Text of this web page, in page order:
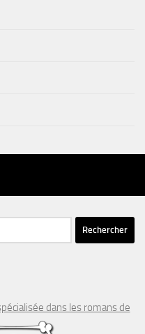
dans les romans de